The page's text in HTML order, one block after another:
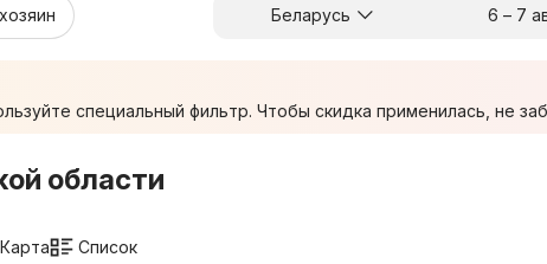
Куда
Беларусь 6 – 7
специальный фильтр. Чтобы скидка применилась, не
области
Карта Список